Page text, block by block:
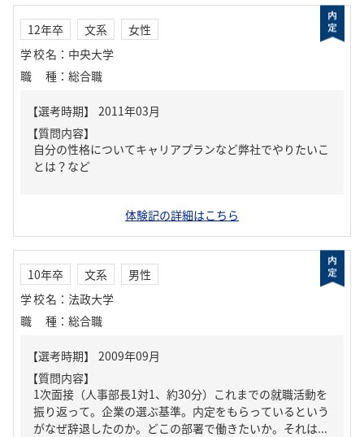
12年卒 文系
女性
学校名 ： 中央大学
職種 ： 総合職
【質問内容】
自分の性格についてキャリアプランなど弊社でやりたいこ
とは？など
体験記の詳細はこちら
10年卒 文系
男性
学校名 ： 法政大学
職種 ： 総合職
【質問内容】
1次面接（人事部長1対1、約30分）これまでの就職活動を
振り返って。企業の選ぶ基準。内定をもらっているという
がなぜ辞退したのか。どこの部署で働きたいか。それは...